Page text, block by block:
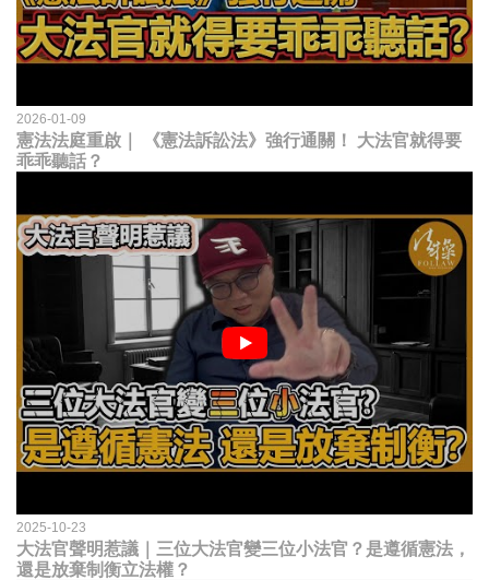
2026-01-09
憲法法庭重啟｜ 《憲法訴訟法》強行通關！ 大法官就得要
乖乖聽話？
2025-10-23
大法官聲明惹議｜三位大法官變三位小法官？是遵循憲法，
還是放棄制衡立法權？